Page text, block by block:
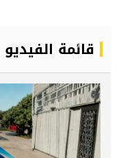
قائمة الفيديو